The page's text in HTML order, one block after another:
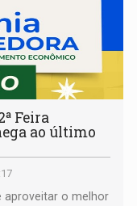
Feira
ao último
aproveitar o melhor